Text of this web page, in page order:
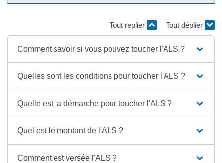
Tout replier Tout déplier
Comment savoir si vous pouvez toucher l'ALS ?
Quelles sont les conditions pour toucher l'ALS ?
Quelle est la démarche pour toucher l'ALS ?
Quel est le montant de l'ALS ?
Comment est versée l'ALS ?